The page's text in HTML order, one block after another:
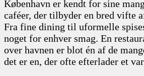
København er kendt for sine
caféer, der tilbyder en bred vifte
Fra fine dining til uformelle
noget for enhver smag. En
over havnen er blot én af de
det er en, der ofte efterlader et